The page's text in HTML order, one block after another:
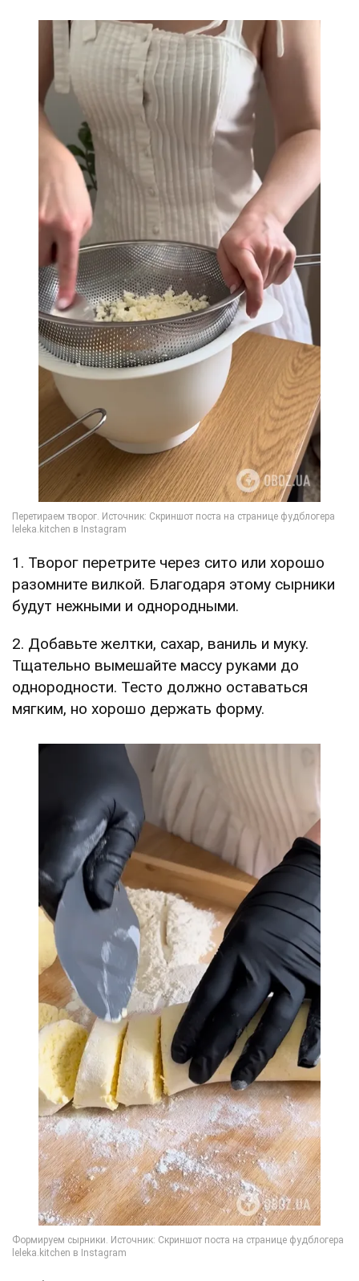
1. Творог перетрите через сито или хорошо
разомните вилкой. Благодаря этому сырники
будут нежными и однородными.
2. Добавьте желтки, сахар, ваниль и муку.
Тщательно вымешайте массу руками до
однородности. Тесто должно оставаться
мягким, но хорошо держать форму.